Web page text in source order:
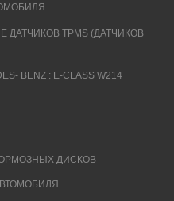
TPMS (ДАТЧИКОВ
BENZ : E-CLASS W214
ДИСКОВ